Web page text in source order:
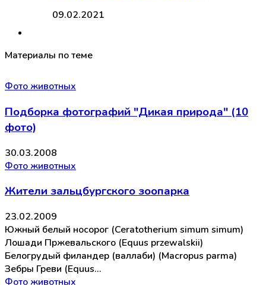
09.02.2021
Материалы по теме
Фото животных
Подборка фотографий "Дикая природа" (10
фото)
30.03.2008
Фото животных
Жители зальцбургского зоопарка
23.02.2009
Южный белый носорог (Ceratotherium simum simum)
Лошади Пржевальского (Equus przewalskii)
Белогрудый филандер (валлаби) (Macropus parma)
Зебры Греви (Equus…
Фото животных